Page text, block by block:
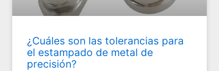
¿Cuáles son las tolerancias para
el estampado de metal de
precisión?